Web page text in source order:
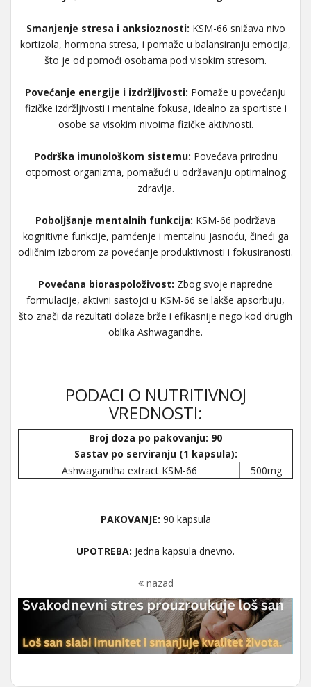
Smanjenje stresa i anksioznosti: KSM-66 snižava nivo
kortizola, hormona stresa, i pomaže u balansiranju emocija,
što je od pomoći osobama pod visokim stresom.
Povećanje energije i izdržljivosti: Pomaže u povećanju
fizičke izdržljivosti i mentalne fokusa, idealno za sportiste i
osobe sa visokim nivoima fizičke aktivnosti.
Podrška imunološkom sistemu: Povećava prirodnu
otpornost organizma, pomažući u održavanju optimalnog
zdravlja.
Poboljšanje mentalnih funkcija: KSM-66 podržava
kognitivne funkcije, pamćenje i mentalnu jasnoću, čineći ga
odličnim izborom za povećanje produktivnosti i fokusiranosti.
Povećana bioraspoloživost: Zbog svoje napredne
formulacije, aktivni sastojci u KSM-66 se lakše apsorbuju,
što znači da rezultati dolaze brže i efikasnije nego kod drugih
oblika Ashwagandhe.
PODACI O NUTRITIVNOJ
VREDNOSTI:
Broj doza po pakovanju: 90
Sastav po serviranju (1 kapsula):
Ashwagandha extract KSM-66
500mg
PAKOVANJE: 90 kapsula
UPOTREBA: Jedna kapsula dnevno.
nazad